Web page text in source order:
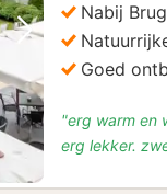
Volgende foto
Nabij
Goed
"erg warm en
erg lekker.